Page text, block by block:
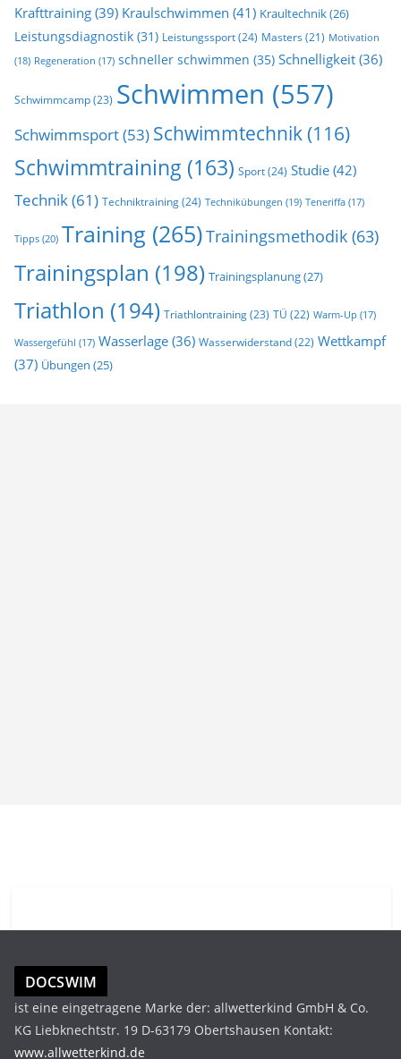
Krafttraining (39) Kraulschwimmen (41) Kraultechnik(26)
Leistungsdiagnostik (31) Leistungssport(24) Masters (21) Motivation
(18) Regeneration (17) schneller schwimmen (35) Schnelligkeit (36)
Schwimmcamp(23) Schwimmen (557)
Schwimmsport(53) Schwimmtechnik(116)
Schwimmtraining (163) Sport(24) Studie (42)
Technik(61) Techniktraining(24) Technikübungen (19) Teneriffa (17)
Tipps (20) Training (265)Trainingsmethodik (63)
Trainingsplan (198) Trainingsplanung(27)
Triathlon (194) Triathlontraining(23) TÜ (22) Warm-Up (17)
Wassergefühl (17) Wasserlage (36) Wasserwiderstand(22) Wettkampf
(37) Übungen (25)
DOCSWIM
ist eine eingetragene Marke der: allwetterkind GmbH & Co.
KG Liebknechtstr. 19 D-63179 Obertshausen Kontakt:
www.allwetterkind.de